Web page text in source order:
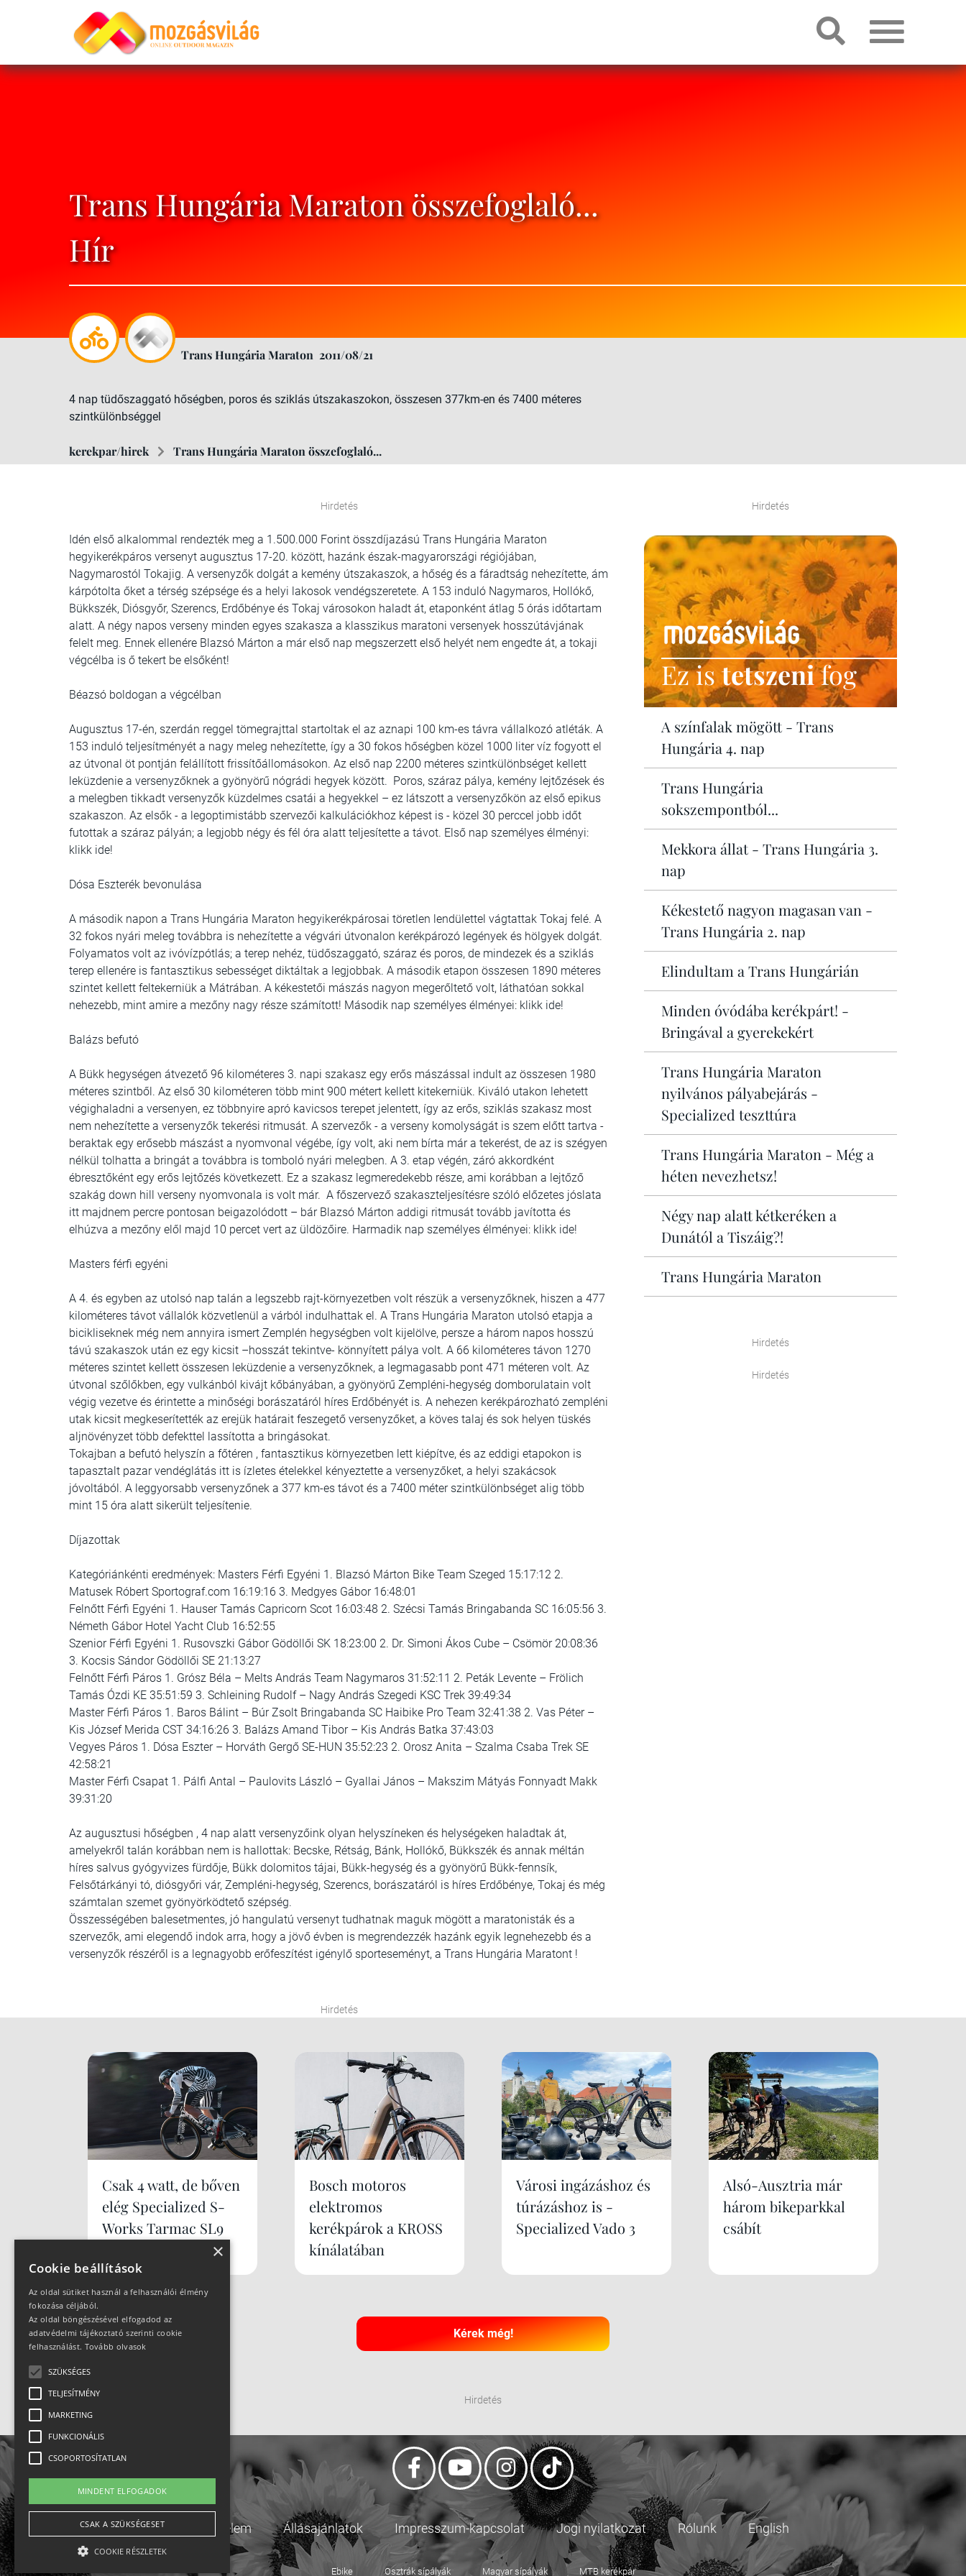
Trans Hungária Maraton összefoglaló...
Hír
Trans Hungária Maraton 2011/08/21
4 nap tüdőszaggató hőségben, poros és sziklás útszakaszokon, összesen 377km-en és 7400 méteres
szintkülönbséggel
kerekpar/hirek Trans Hungária Maraton összefoglaló...
Hirdetés
Idén első alkalommal rendezték meg a 1.500.000 Forint összdíjazású Trans Hungária Maraton
hegyikerékpáros versenyt augusztus 17-20. között, hazánk észak-magyarországi régiójában,
Nagymarostól Tokajig. A versenyzők dolgát a kemény útszakaszok, a hőség és a fáradtság nehezítette, ám
kárpótolta őket a térség szépsége és a helyi lakosok vendégszeretete. A 153 induló Nagymaros, Hollókő,
Bükkszék, Diósgyőr, Szerencs, Erdőbénye és Tokaj városokon haladt át, etaponként átlag 5 órás időtartam
alatt. A négy napos verseny minden egyes szakasza a klasszikus maratoni versenyek hosszútávjának
felelt meg. Ennek ellenére Blazsó Márton a már első nap megszerzett első helyét nem engedte át, a tokaji
végcélba is ő tekert be elsőként!
Béazsó boldogan a végcélban
Augusztus 17-én, szerdán reggel tömegrajttal startoltak el az aznapi 100 km-es távra vállalkozó atléták. A
153 induló teljesítményét a nagy meleg nehezítette, így a 30 fokos hőségben közel 1000 liter víz fogyott el
az útvonal öt pontján felállított frissítőállomásokon. Az első nap 2200 méteres szintkülönbséget kellett
leküzdenie a versenyzőknek a gyönyörű nógrádi hegyek között. Poros, száraz pálya, kemény lejtőzések és
a melegben tikkadt versenyzők küzdelmes csatái a hegyekkel – ez látszott a versenyzőkön az első epikus
szakaszon. Az elsők - a legoptimistább szervezői kalkulációkhoz képest is - közel 30 perccel jobb időt
futottak a száraz pályán; a legjobb négy és fél óra alatt teljesítette a távot. Első nap személyes élményi:
klikk ide!
Dósa Eszterék bevonulása
A második napon a Trans Hungária Maraton hegyikerékpárosai töretlen lendülettel vágtattak Tokaj felé. A
32 fokos nyári meleg továbbra is nehezítette a végvári útvonalon kerékpározó legények és hölgyek dolgát.
Folyamatos volt az ivóvízpótlás; a terep nehéz, tüdőszaggató, száraz és poros, de mindezek és a sziklás
terep ellenére is fantasztikus sebességet diktáltak a legjobbak. A második etapon összesen 1890 méteres
szintet kellett feltekerniük a Mátrában. A kékestetői mászás nagyon megerőltető volt, láthatóan sokkal
nehezebb, mint amire a mezőny nagy része számított! Második nap személyes élményei: klikk ide!
Balázs befutó
A Bükk hegységen átvezető 96 kilométeres 3. napi szakasz egy erős mászással indult az összesen 1980
méteres szintből. Az első 30 kilométeren több mint 900 métert kellett kitekerniük. Kiváló utakon lehetett
végighaladni a versenyen, ez többnyire apró kavicsos terepet jelentett, így az erős, sziklás szakasz most
nem nehezítette a versenyzők tekerési ritmusát. A szervezők - a verseny komolyságát is szem előtt tartva -
beraktak egy erősebb mászást a nyomvonal végébe, így volt, aki nem bírta már a tekerést, de az is szégyen
nélkül tolhatta a bringát a továbbra is tomboló nyári melegben. A 3. etap végén, záró akkordként
ébresztőként egy erős lejtőzés következett. Ez a szakasz legmeredekebb része, ami korábban a lejtőző
szakág down hill verseny nyomvonala is volt már. A főszervező szakaszteljesítésre szóló előzetes jóslata
itt majdnem percre pontosan beigazolódott – bár Blazsó Márton addigi ritmusát tovább javította és
elhúzva a mezőny elől majd 10 percet vert az üldözőire. Harmadik nap személyes élményei: klikk ide!
Masters férfi egyéni
A 4. és egyben az utolsó nap talán a legszebb rajt-környezetben volt részük a versenyzőknek, hiszen a 477
kilométeres távot vállalók közvetlenül a várból indulhattak el. A Trans Hungária Maraton utolsó etapja a
bicikliseknek még nem annyira ismert Zemplén hegységben volt kijelölve, persze a három napos hosszú
távú szakaszok után ez egy kicsit –hosszát tekintve- könnyített pálya volt. A 66 kilométeres távon 1270
méteres szintet kellett összesen leküzdenie a versenyzőknek, a legmagasabb pont 471 méteren volt. Az
útvonal szőlőkben, egy vulkánból kivájt kőbányában, a gyönyörű Zempléni-hegység domborulatain volt
végig vezetve és érintette a minőségi borászatáról híres Erdőbényét is. A nehezen kerékpározható zempléni
utak kicsit megkeserítették az erejük határait feszegető versenyzőket, a köves talaj és sok helyen tüskés
aljnövényzet több defekttel lassította a bringásokat.
Tokajban a befutó helyszín a főtéren , fantasztikus környezetben lett kiépítve, és az eddigi etapokon is
tapasztalt pazar vendéglátás itt is ízletes ételekkel kényeztette a versenyzőket, a helyi szakácsok
jóvoltából. A leggyorsabb versenyzőnek a 377 km-es távot és a 7400 méter szintkülönbséget alig több
mint 15 óra alatt sikerült teljesítenie.
Díjazottak
Kategóriánkénti eredmények: Masters Férfi Egyéni 1. Blazsó Márton Bike Team Szeged 15:17:12 2.
Matusek Róbert Sportograf.com 16:19:16 3. Medgyes Gábor 16:48:01
Felnőtt Férfi Egyéni 1. Hauser Tamás Capricorn Scot 16:03:48 2. Szécsi Tamás Bringabanda SC 16:05:56 3.
Németh Gábor Hotel Yacht Club 16:52:55
Szenior Férfi Egyéni 1. Rusovszki Gábor Gödöllői SK 18:23:00 2. Dr. Simoni Ákos Cube – Csömör 20:08:36
3. Kocsis Sándor Gödöllői SE 21:13:27
Felnőtt Férfi Páros 1. Grósz Béla – Melts András Team Nagymaros 31:52:11 2. Peták Levente – Frölich
Tamás Ózdi KE 35:51:59 3. Schleining Rudolf – Nagy András Szegedi KSC Trek 39:49:34
Master Férfi Páros 1. Baros Bálint – Búr Zsolt Bringabanda SC Haibike Pro Team 32:41:38 2. Vas Péter –
Kis József Merida CST 34:16:26 3. Balázs Amand Tibor – Kis András Batka 37:43:03
Vegyes Páros 1. Dósa Eszter – Horváth Gergő SE-HUN 35:52:23 2. Orosz Anita – Szalma Csaba Trek SE
42:58:21
Master Férfi Csapat 1. Pálfi Antal – Paulovits László – Gyallai János – Makszim Mátyás Fonnyadt Makk
39:31:20
Az augusztusi hőségben , 4 nap alatt versenyzőink olyan helyszíneken és helységeken haladtak át,
amelyekről talán korábban nem is hallottak: Becske, Rétság, Bánk, Hollókő, Bükkszék és annak méltán
híres salvus gyógyvizes fürdője, Bükk dolomitos tájai, Bükk-hegység és a gyönyörű Bükk-fennsík,
Felsőtárkányi tó, diósgyőri vár, Zempléni-hegység, Szerencs, borászatáról is híres Erdőbénye, Tokaj és még
számtalan szemet gyönyörködtető szépség.
Összességében balesetmentes, jó hangulatú versenyt tudhatnak maguk mögött a maratonisták és a
szervezők, ami elegendő indok arra, hogy a jövő évben is megrendezzék hazánk egyik legnehezebb és a
versenyzők részéről is a legnagyobb erőfeszítést igénylő sporteseményt, a Trans Hungária Maratont !
Hirdetés
Hirdetés
Ez istetszenifog
A színfalak mögött - Trans
Hungária 4. nap
Trans Hungária
sokszempontból...
Mekkora állat - Trans Hungária 3.
nap
Kékestető nagyon magasan van -
Trans Hungária 2. nap
Elindultam a Trans Hungárián
Minden óvódába kerékpárt! -
Bringával a gyerekekért
Trans Hungária Maraton
nyilvános pályabejárás -
Specialized teszttúra
Trans Hungária Maraton - Még a
héten nevezhetsz!
Négy nap alatt kétkeréken a
Dunától a Tiszáig?!
Trans Hungária Maraton
Hirdetés
Hirdetés
Csak 4 watt, de bőven
elég Specialized S-
Works Tarmac SL9
Bosch motoros
elektromos
kerékpárok a KROSS
kínálatában
Városi ingázáshoz és
túrázáshoz is -
Specialized Vado 3
Alsó-Ausztria már
három bikeparkkal
csábít
Kérek még!
Hirdetés
Adatvédelem Állásajánlatok Impresszum-kapcsolat Jogi nyilatkozat Rólunk English
Ebike Osztrák sípályák Magyar sípályák MTB kerékpár
×
Cookie beállítások
Az oldal sütiket használ a felhasználói élmény
fokozása céljából.
Az oldal böngészésével elfogadod az
adatvédelmi tájékoztató szerinti cookie
felhasználást. Tovább olvasok
SZÜKSÉGES
TELJESÍTMÉNY
MARKETING
FUNKCIONÁLIS
CSOPORTOSÍTATLAN
MINDENT ELFOGADOK
CSAK A SZÜKSÉGESET
COOKIE RÉSZLETEK